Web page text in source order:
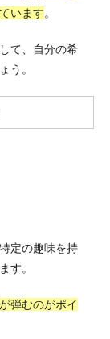
います。
て、自分の希
う。
定の趣味を持
す。
弾むのがポイ